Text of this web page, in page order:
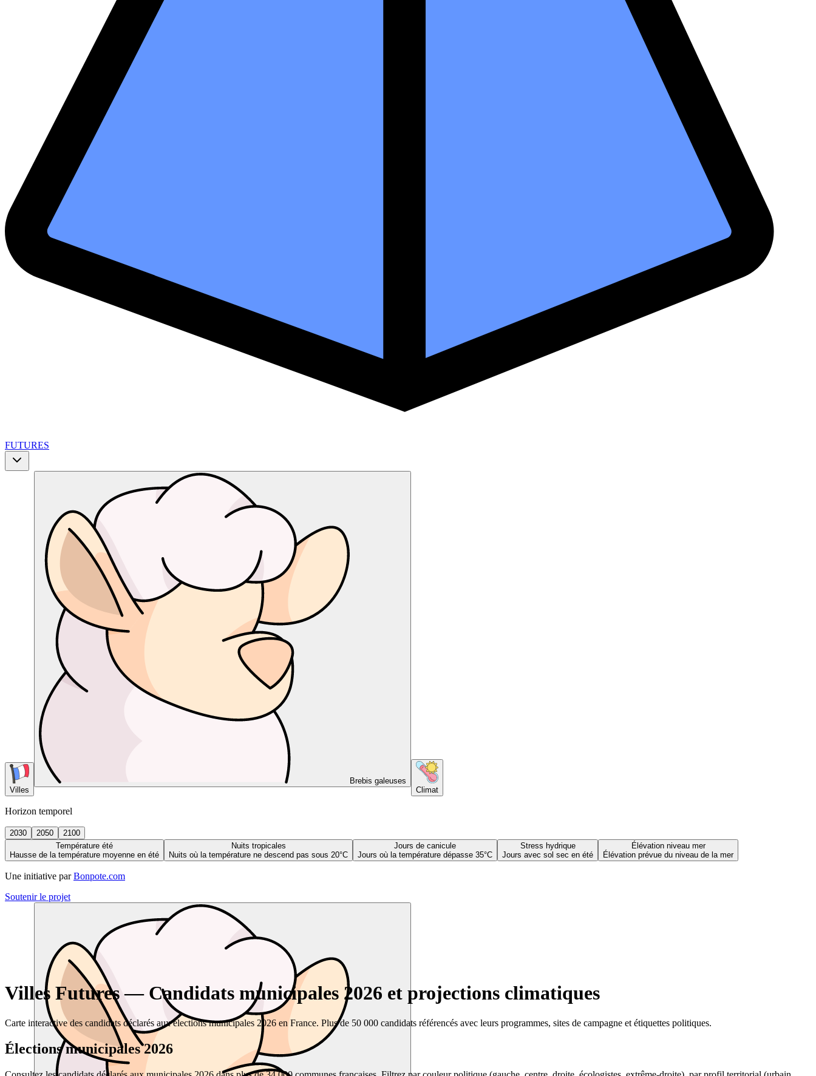
FUTURES
Villes
Brebis galeuses
Climat
Horizon temporel
2030 2050
2100
Température été
Hausse de la température moyenne en été
Nuits tropicales
Nuits où la température ne descend pas sous 20°C
Jours de canicule
Jours où la température dépasse 35°C
Stress hydrique
Jours avec sol sec en été
Élévation niveau mer
Élévation prévue du niveau de la mer
Une initiative par Bonpote.com
Soutenir le projet
Villes Futures — Candidats municipales 2026 et projections climatiques
Carte interactive des candidats déclarés aux élections municipales 2026 en France. Plus de 50 000 candidats référencés avec leurs programmes, sites de campagne et étiquettes politiques.
Élections municipales 2026